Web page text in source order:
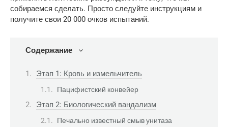
собираемся сделать. Просто следуйте инструкциям и
получите свои 20 000 очков испытаний.
Содержание
Этап 1: Кровь и измельчитель
Пацифистский конвейер
Этап 2: Биологический вандализм
Печально известный смыв унитаза